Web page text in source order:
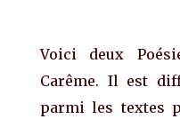
Voici deux
Carême. Il est
parmi les textes